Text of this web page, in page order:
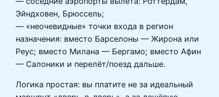
Эйндховен, Брюссель;
— «неочевидные» точки входа в регион
назначения: вместо Барселоны — Жирона или
Реус; вместо Милана — Бергамо; вместо Афин
— Салоники и перелёт/поезд дальше.
Логика простая: вы платите не за идеальный